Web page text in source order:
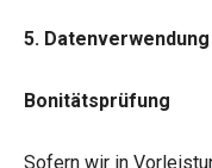
5.
Bonitätsprüfung
Sofern wir in